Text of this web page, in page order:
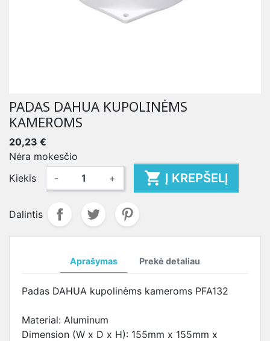
PADAS DAHUA KUPOLINĖMS
KAMEROMS
20,23 €
Nėra mokesčio
Kiekis
- +  Į KREPŠELĮ
Dalintis
Aprašymas Prekė detaliau
Padas DAHUA kupolinėms kameroms PFA132
Material: Aluminum
Dimension (W x D x H): 155mm x 155mm x